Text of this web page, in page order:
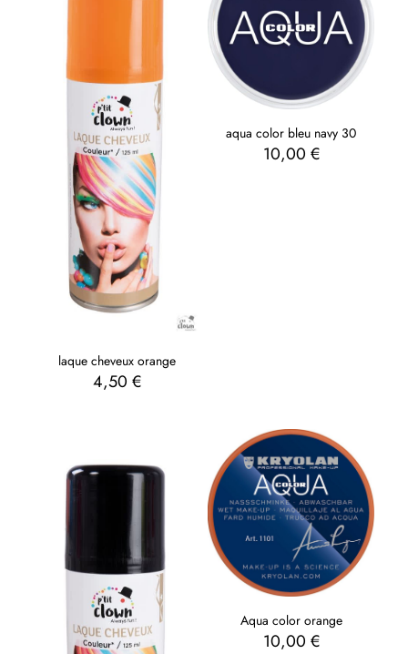
laque cheveux orange
4,50 €
aqua color bleu navy 30
10,00 €
Aqua color orange
10,00 €